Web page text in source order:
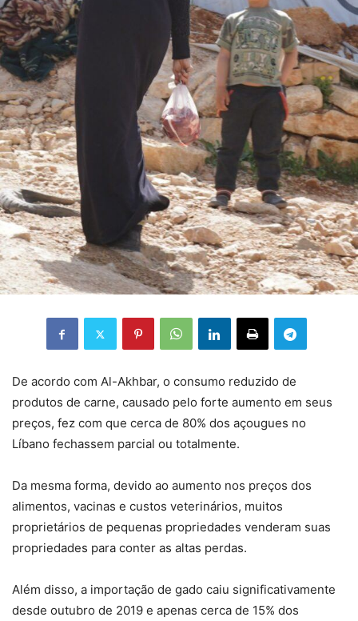
De acordo com Al-Akhbar, o consumo reduzido de
produtos de carne, causado pelo forte aumento em seus
preços, fez com que cerca de 80% dos açougues no
Líbano fechassem parcial ou totalmente.
Da mesma forma, devido ao aumento nos preços dos
alimentos, vacinas e custos veterinários, muitos
proprietários de pequenas propriedades venderam suas
propriedades para conter as altas perdas.
Além disso, a importação de gado caiu significativamente
desde outubro de 2019 e apenas cerca de 15% dos